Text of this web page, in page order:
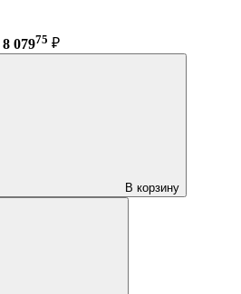
8 07975 ₽
В корзину